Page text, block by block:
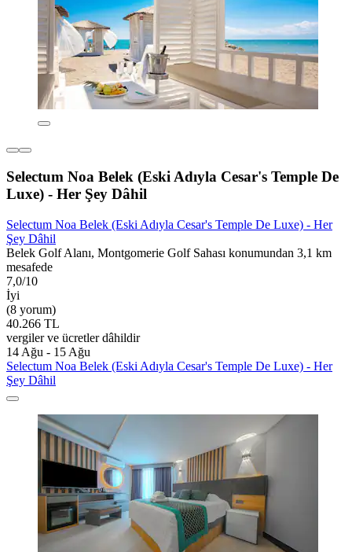
Selectum Noa Belek (Eski Adıyla Cesar's Temple De
Luxe) - Her Şey Dâhil
Selectum Noa Belek (Eski Adıyla Cesar's Temple De Luxe) - Her
Şey Dâhil
Belek Golf Alanı, Montgomerie Golf Sahası konumundan 3,1 km
mesafede
7,0/10
İyi
(8 yorum)
40.266 TL
vergiler ve ücretler dâhildir
14 Ağu - 15 Ağu
Selectum Noa Belek (Eski Adıyla Cesar's Temple De Luxe) - Her
Şey Dâhil